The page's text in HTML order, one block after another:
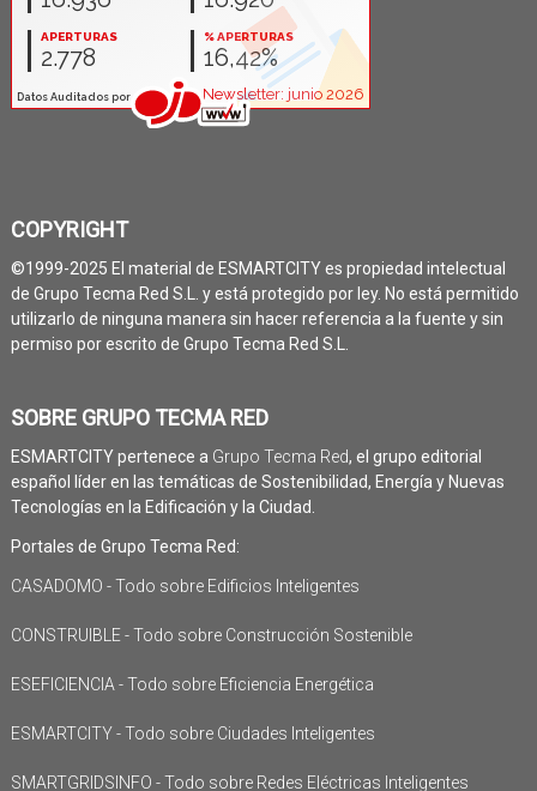
COPYRIGHT
©1999-2025 El material de ESMARTCITY es propiedad intelectual
de Grupo Tecma Red S.L. y está protegido por ley. No está permitido
utilizarlo de ninguna manera sin hacer referencia a la fuente y sin
permiso por escrito de Grupo Tecma Red S.L.
SOBRE GRUPO TECMA RED
ESMARTCITY pertenece a Grupo Tecma Red, el grupo editorial
español líder en las temáticas de Sostenibilidad, Energía y Nuevas
Tecnologías en la Edificación y la Ciudad.
Portales de Grupo Tecma Red:
CASADOMO - Todo sobre Edificios Inteligentes
CONSTRUIBLE - Todo sobre Construcción Sostenible
ESEFICIENCIA - Todo sobre Eficiencia Energética
ESMARTCITY - Todo sobre Ciudades Inteligentes
SMARTGRIDSINFO - Todo sobre Redes Eléctricas Inteligentes